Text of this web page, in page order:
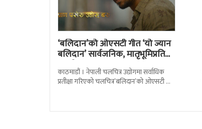
‘बलिदान’को ओएसटी गीत ‘यो ज्यान
बलिदान’ सार्वजनिक, मातृभूमिप्रति
पुत्रको भावनात्मक…
काठमाडौं । नेपाली चलचित्र उद्योगमा सर्वाधिक
प्रतीक्षा गरिएको चलचित्र’बलिदान’को ओएसटी गीत